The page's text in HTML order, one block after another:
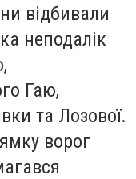
відбивали
неподалік
Гаю,
та Лозової.
ворог